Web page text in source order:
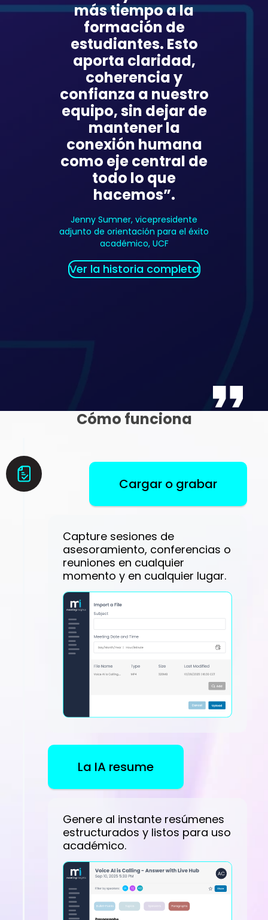
más tiempo a la
formación de
estudiantes. Esto
aporta claridad,
coherencia y
confianza a nuestro
equipo, sin dejar de
mantener la
conexión humana
como eje central de
todo lo que
hacemos”.
Jenny Sumner, vicepresidente
adjunto de orientación para el éxito
académico, UCF
Ver la historia completa
Cómo funciona
Cargar o grabar
Capture sesiones de
asesoramiento, conferencias o
reuniones en cualquier
momento y en cualquier lugar.
La IA resume
Genere al instante resúmenes
estructurados y listos para uso
académico.